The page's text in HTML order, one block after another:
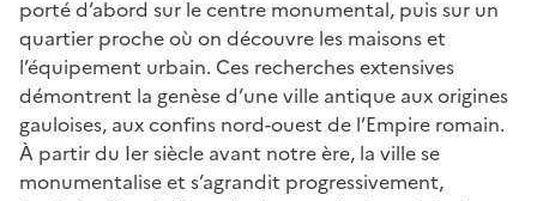
porté d’abord sur le centre monumental, puis sur un
quartier proche où on découvre les maisons et
l’équipement urbain. Ces recherches extensives
démontrent la genèse d’une ville antique aux origines
gauloises, aux confins nord-ouest de l’Empire romain.
À partir du Ier siècle avant notre ère, la ville se
monumentalise et s’agrandit progressivement,